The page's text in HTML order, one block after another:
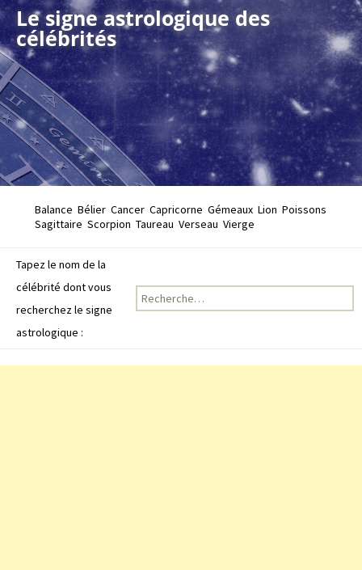
Le signe astrologique des
célébrités
Balance Bélier Cancer Capricorne Gémeaux Lion Poissons
Sagittaire Scorpion Taureau Verseau Vierge
Tapez le nom de la
célébrité dont vous
recherchez le signe
astrologique :
Recherche pour :